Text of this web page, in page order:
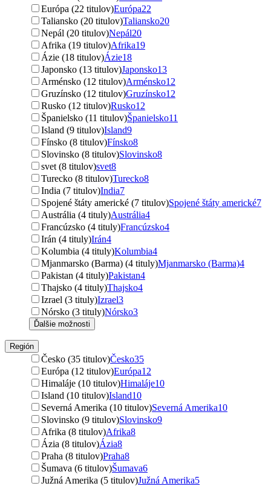
Európa (22 titulov)Európa22
Taliansko (20 titulov)Taliansko20
Nepál (20 titulov)Nepál20
Afrika (19 titulov)Afrika19
Ázie (18 titulov)Ázie18
Japonsko (13 titulov)Japonsko13
Arménsko (12 titulov)Arménsko12
Gruzínsko (12 titulov)Gruzínsko12
Rusko (12 titulov)Rusko12
Španielsko (11 titulov)Španielsko11
Island (9 titulov)Island9
Fínsko (8 titulov)Fínsko8
Slovinsko (8 titulov)Slovinsko8
svet (8 titulov)svet8
Turecko (8 titulov)Turecko8
India (7 titulov)India7
Spojené štáty americké (7 titulov)Spojené štáty americké7
Austrália (4 tituly)Austrália4
Francúzsko (4 tituly)Francúzsko4
Irán (4 tituly)Irán4
Kolumbia (4 tituly)Kolumbia4
Mjanmarsko (Barma) (4 tituly)Mjanmarsko (Barma)4
Pakistan (4 tituly)Pakistan4
Thajsko (4 tituly)Thajsko4
Izrael (3 tituly)Izrael3
Nórsko (3 tituly)Nórsko3
Ďalšie možnosti
Región
Česko (35 titulov)Česko35
Európa (12 titulov)Európa12
Himaláje (10 titulov)Himaláje10
Island (10 titulov)Island10
Severná Amerika (10 titulov)Severná Amerika10
Slovinsko (9 titulov)Slovinsko9
Afrika (8 titulov)Afrika8
Ázia (8 titulov)Ázia8
Praha (8 titulov)Praha8
Šumava (6 titulov)Šumava6
Južná Amerika (5 titulov)Južná Amerika5